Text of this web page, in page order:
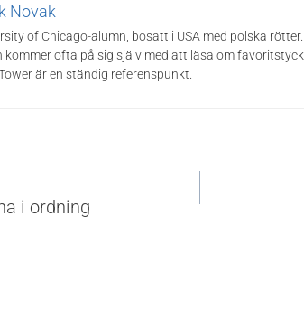
Novak
of Chicago-alumn, bosatt i USA med polska
kommer ofta på sig själv med att läsa om
är en ständig referenspunkt.
i ordning